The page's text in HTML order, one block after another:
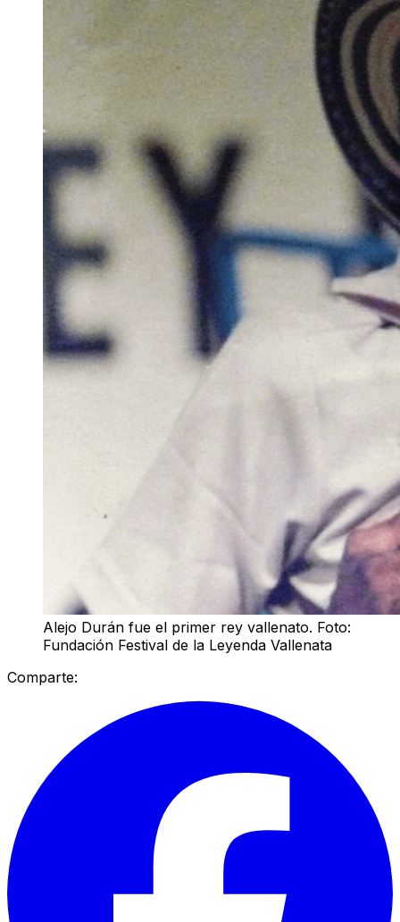
Alejo Durán fue el primer rey vallenato. Foto:
Fundación Festival de la Leyenda Vallenata
Comparte: